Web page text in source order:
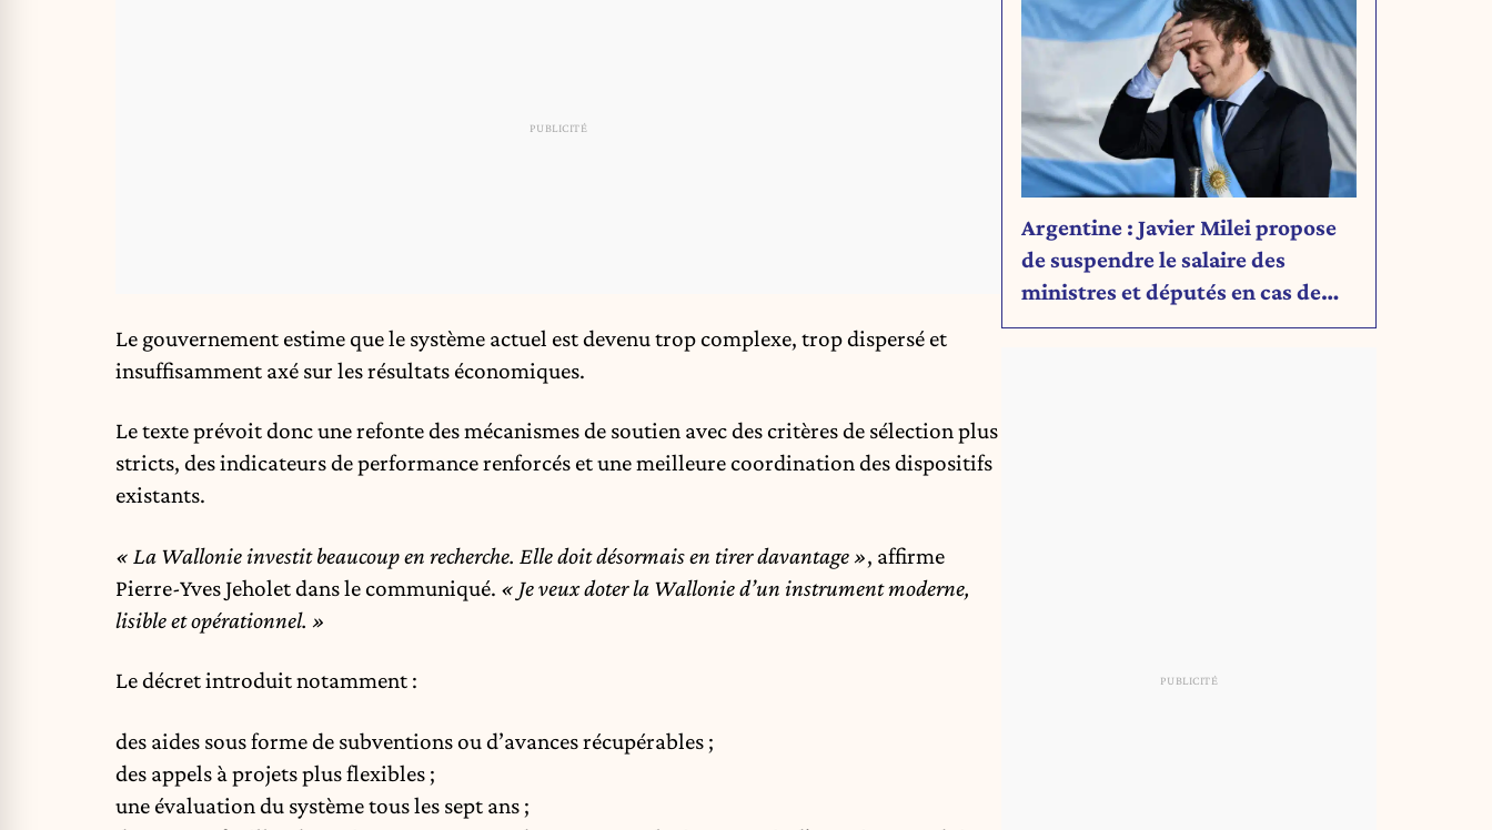
Le gouvernement estime que le système actuel est devenu trop complexe, trop dispersé et
insuffisamment axé sur les résultats économiques.
Le texte prévoit donc une refonte des mécanismes de soutien avec des critères de sélection plus
stricts, des indicateurs de performance renforcés et une meilleure coordination des dispositifs
existants.
« La Wallonie investit beaucoup en recherche. Elle doit désormais en tirer davantage », affirme
Pierre-Yves Jeholet dans le communiqué. « Je veux doter la Wallonie d’un instrument moderne,
lisible et opérationnel. »
Le décret introduit notamment :
des aides sous forme de subventions ou d’avances récupérables ;
des appels à projets plus flexibles ;
une évaluation du système tous les sept ans ;
Argentine : Javier Milei propose
de suspendre le salaire des
ministres et députés en cas de
déficit budgétaire